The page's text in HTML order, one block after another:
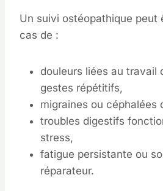
Un suivi ostéopathique peut
cas de :
douleurs liées au travail
gestes répétitifs,
migraines ou céphalées
troubles digestifs
stress,
fatigue persistante ou
réparateur.